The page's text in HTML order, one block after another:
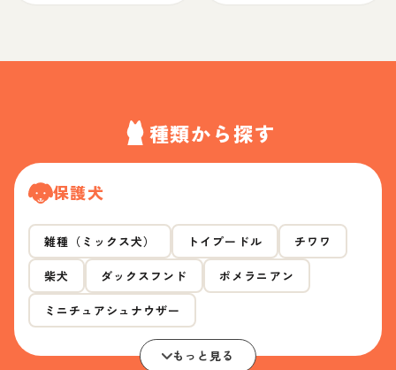
種類から探す
保護犬
雑種（ミックス犬） トイプードル チワワ
柴犬 ダックスフンド ポメラニアン
ミニチュアシュナウザー
もっと見る